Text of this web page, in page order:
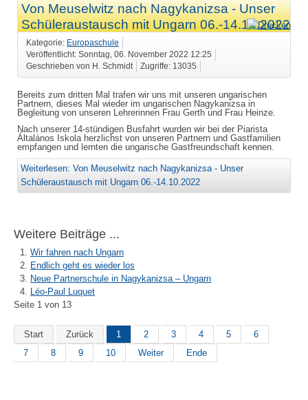
Von Meuselwitz nach Nagykanizsa - Unser
Schüleraustausch mit Ungarn 06.-14.10.2022
Kategorie: Europaschule
Veröffentlicht: Sonntag, 06. November 2022 12:25
Geschrieben von H. Schmidt
Zugriffe: 13035
Bereits zum dritten Mal trafen wir uns mit unseren ungarischen
Partnern, dieses Mal wieder im ungarischen Nagykanizsa in
Begleitung von unseren Lehrerinnen Frau Gerth und Frau Heinze.
Nach unserer 14-stündigen Busfahrt wurden wir bei der Piarista
Általános Iskola herzlichst von unseren Partnern und Gastfamilien
empfangen und lernten die ungarische Gastfreundschaft kennen.
Weiterlesen: Von Meuselwitz nach Nagykanizsa - Unser
Schüleraustausch mit Ungarn 06.-14.10.2022
Weitere Beiträge ...
Wir fahren nach Ungarn
Endlich geht es wieder los
Neue Partnerschule in Nagykanizsa – Ungarn
Léo-Paul Luquet
Seite 1 von 13
Start Zurück 1 2 3 4 5
6
7
8 9 10 Weiter Ende